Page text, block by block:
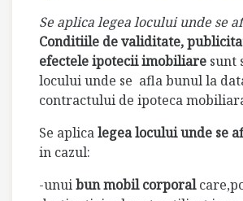
Se aplica legea locului unde se
Conditiile de validitate,
efectele ipotecii imobiliare sunt
locului unde se afla bunul la
contractului de ipoteca
Se aplicalegea locului unde se
in cazul:
-unuibun mobil corporal